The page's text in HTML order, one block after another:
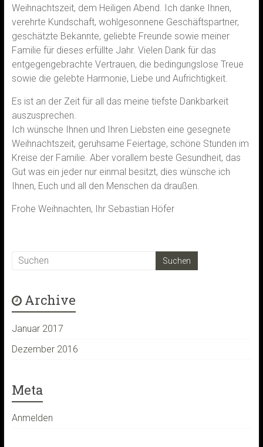
Weihnachtszeit, dem Heiligen Abend. Ich danke Ihnen,
verehrte Kundschaft, wohlgesonnene Geschäftspartner,
geschätzte Bekannte, geliebte Freunde sowie meiner
Familie für dieses erfüllte Jahr. Vielen Dank für das
entgegengebrachte Vertrauen, die bedingungslose Treue
sowie die gelebte Harmonie, Liebe und Aufrichtigkeit.
Es ist an der Zeit für all das meine tiefste Dankbarkeit
auszusprechen.
Ich wünsche Ihnen und Ihren Liebsten eine gesegnete
Weihnachtszeit, geruhsame Feiertage, schöne Stunden im
Kreise der Familie. Aber vorallem beste Gesundheit, das
Gut was ein jeder nur einmal besitzt, dies wünsche ich
Ihnen, Euch und all den Menschen da draußen.
Frohe Weihnachten, Ihr Sebastian Höfer
Archive
Januar 2017
Dezember 2016
Meta
Anmelden